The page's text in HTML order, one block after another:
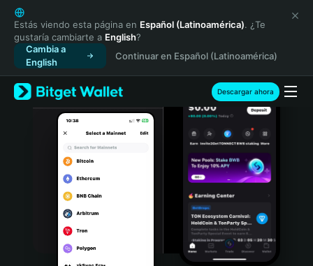
English
日本語
Tiếng Việt
Русский
Español (Latinoamérica)
Türkçe
Italiano
Português (Portugal)
Bahasa Indonesia
Estás viendo esta página en Español (Latinoamérica). ¿Te
gustaría cambiarte a English?
Cambia a
English
Continuar en Español (Latinoamérica)
Descargar ahora